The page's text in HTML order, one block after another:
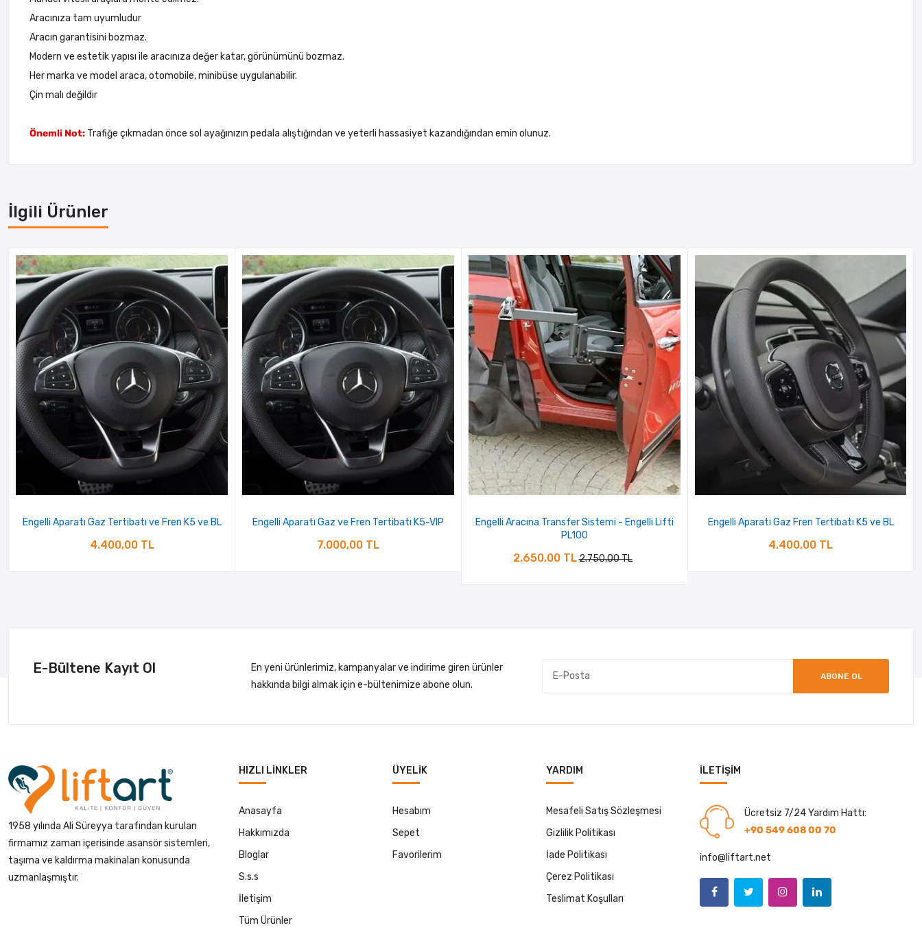
Aracınıza tam uyumludur
Aracın garantisini bozmaz.
Modern ve estetik yapısı ile aracınıza değer katar, görünümünü bozmaz.
Her marka ve model araca, otomobile, minibüse uygulanabilir.
Çin malı değildir
Önemli Not: Trafiğe çıkmadan önce sol ayağınızın pedala alıştığından ve yeterli hassasiyet kazandığından emin olunuz.
İlgili Ürünler
Engelli Aparatı Gaz Tertibatı ve Fren K5 ve BL
4.400,00 TL
Engelli Aparatı Gaz ve Fren Tertibatı K5-VIP
7.000,00 TL
Engelli Aracına Transfer Sistemi - Engelli Lifti
PL100
2.650,00 TL2.750,00 TL
Engelli Aparatı Gaz Fren Tertibatı K5 ve BL
4.400,00 TL
E-Bültene Kayıt Ol
En yeni ürünlerimiz, kampanyalar ve indirime giren ürünler
hakkında bilgi almak için e-bültenimize abone olun.
ABONE OL
1958 yılında Ali Süreyya tarafından kurulan
firmamız zaman içerisinde asansör sistemleri,
taşıma ve kaldırma makinaları konusunda
uzmanlaşmıştır.
HIZLI LINKLER
Anasayfa
Hakkımızda
Bloglar
S.s.s
İletişim
Tüm Ürünler
ÜYELIK
Hesabım
Sepet
Favorilerim
YARDIM
Mesafeli Satış Sözleşmesi
Gizlilik Politikası
İade Politikası
Çerez Politikası
Teslimat Koşulları
İLETIŞIM
Ücretsiz 7/24 Yardım Hattı:
+90 549 608 00 70
info@liftart.net